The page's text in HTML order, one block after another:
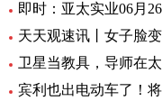
即时：亚太实业06月
卫星当教具，导师在